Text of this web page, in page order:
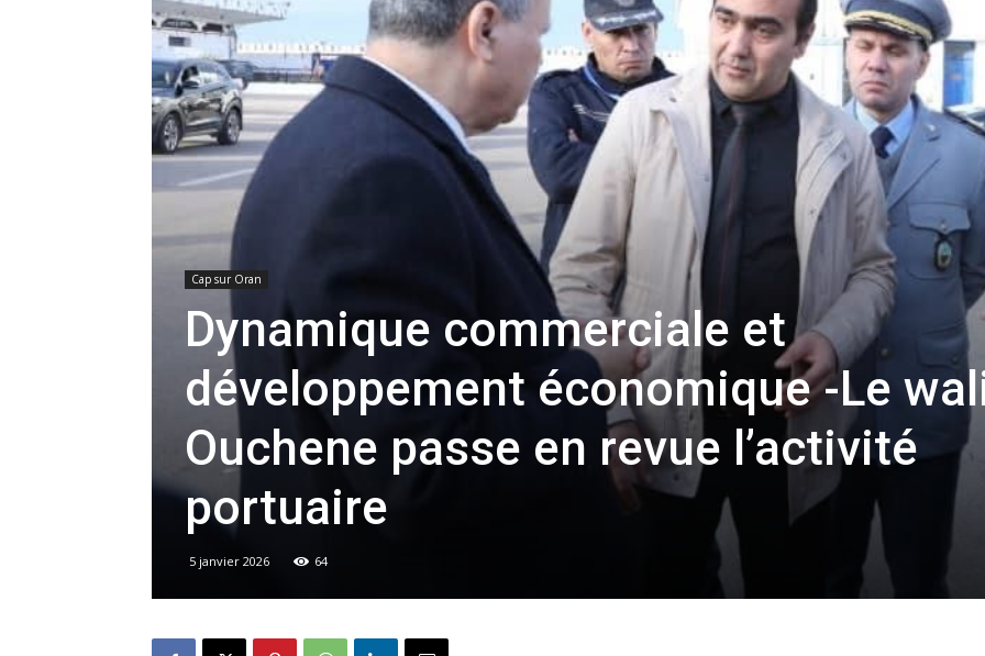
Cap sur Oran
Dynamique commerciale et
développement économique -Le
Ouchene passe en revue l’activité
portuaire
5 janvier 2026 64